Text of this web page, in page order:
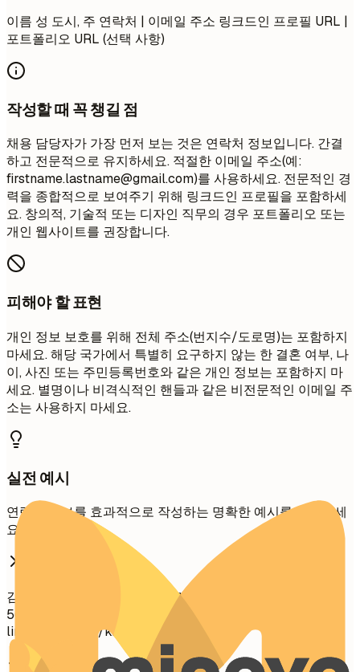
이름 성 도시, 주 연락처 | 이메일 주소 링크드인 프로필 URL |
포트폴리오 URL (선택 사항)
작성할 때 꼭 챙길 점
채용 담당자가 가장 먼저 보는 것은 연락처 정보입니다. 간결
하고 전문적으로 유지하세요. 적절한 이메일 주소(예:
firstname.lastname@gmail.com)를 사용하세요. 전문적인 경
력을 종합적으로 보여주기 위해 링크드인 프로필을 포함하세
요. 창의적, 기술적 또는 디자인 직무의 경우 포트폴리오 또는
개인 웹사이트를 권장합니다.
피해야 할 표현
개인 정보 보호를 위해 전체 주소(번지수/도로명)는 포함하지
마세요. 해당 국가에서 특별히 요구하지 않는 한 결혼 여부, 나
이, 사진 또는 주민등록번호와 같은 개인 정보는 포함하지 마
세요. 별명이나 비격식적인 핸들과 같은 비전문적인 이메일 주
소는 사용하지 마세요.
실전 예시
연락처 정보를 효과적으로 작성하는 명확한 예시를 확인하세
요.
김철수 서울시 강남구 테헤란로 123번지 45호 (010) 1234-
5678
chulsoo_kim@email.com
linkedin.com/in/kimchulsoo 기혼, 30세
좋은 예